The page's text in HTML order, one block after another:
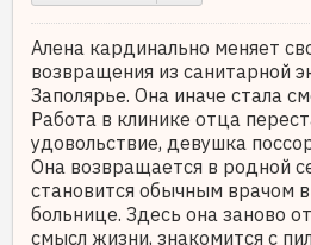
Алена кардинально меняет
возвращения из санитарной
Заполярье. Она иначе стала
Работа в клинике отца
удовольствие, девушка
Она возвращается в родной
становится обычным врачом
больнице. Здесь она заново
смысл жизни, знакомится с